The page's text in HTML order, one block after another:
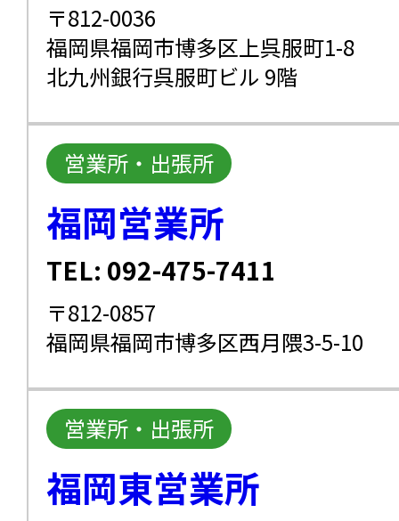
〒812-0036
福岡県福岡市博多区上呉服町1-8
北九州銀行呉服町ビル 9階
営業所・出張所
福岡営業所
TEL: 092-475-7411
〒812-0857
福岡県福岡市博多区西月隈3-5-10
営業所・出張所
福岡東営業所